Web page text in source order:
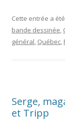
Cette entrée a
bande dessinée,
général, Québec,
Serge,
et Tripp